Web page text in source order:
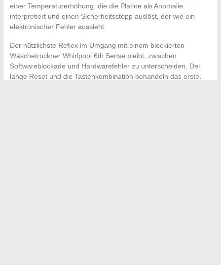
einer Temperaturerhöhung, die die Platine als Anomalie
interpretiert und einen Sicherheitsstopp auslöst, der wie ein
elektronischer Fehler aussieht.
Der nützlichste Reflex im Umgang mit einem blockierten
Wäschetrockner Whirlpool 6th Sense bleibt, zwischen
Softwareblockade und Hardwarefehler zu unterscheiden. Der
lange Reset und die Tastenkombination behandeln das erste.